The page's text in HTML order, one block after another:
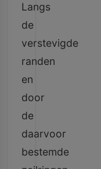
Langs
de
verstevigde
randen
en
door
de
daarvoor
bestemde